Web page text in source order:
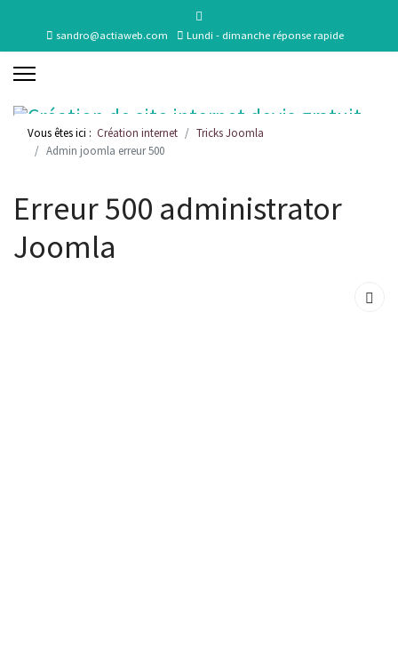
sandro@actiaweb.com Lundi - dimanche réponse rapide
Vous êtes ici : Création internet
Tricks Joomla
Admin joomla erreur 500
Erreur 500 administrator
Joomla